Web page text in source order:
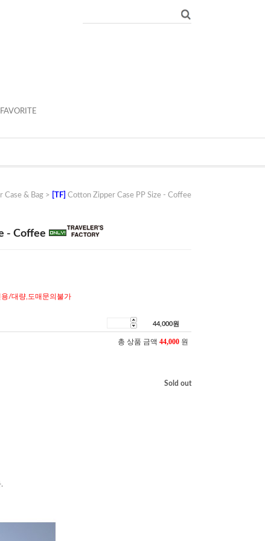
Case & Bag > [TF] Cotton Zipper Case PP Size - Coffee
- Coffee
/대량,도매문의불가
44,000원
총 상품 금액 44,000 원
Sold out